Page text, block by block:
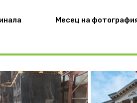
Месец на